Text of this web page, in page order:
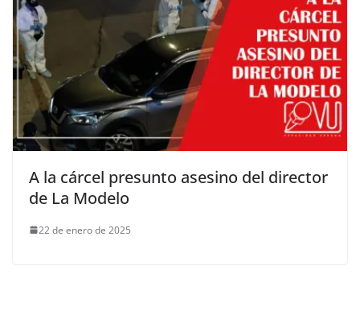
A la cárcel presunto asesino del director
de La Modelo
22 de enero de 2025